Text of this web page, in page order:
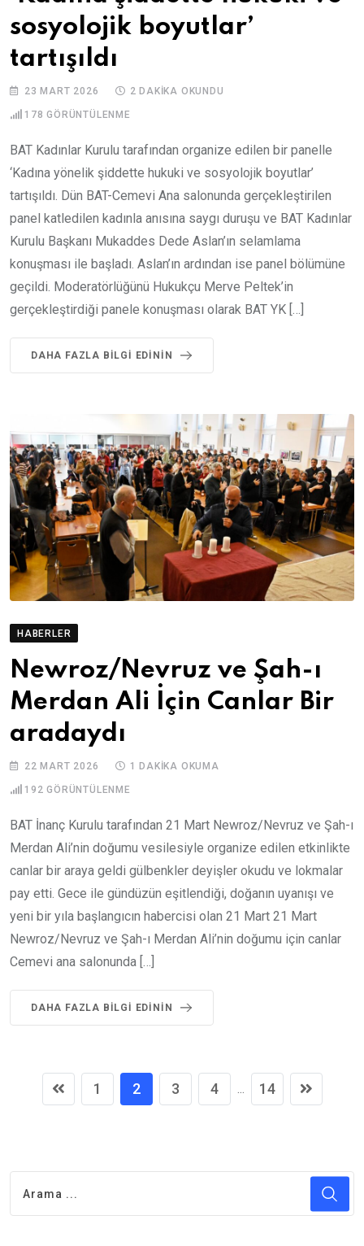
sosyolojik boyutlar’
tartışıldı
23 MART 2026 2 DAKIKA OKUNDU
178 GÖRÜNTÜLENME
BAT Kadınlar Kurulu tarafından organize edilen bir panelle
‘Kadına yönelik şiddette hukuki ve sosyolojik boyutlar’
tartışıldı. Dün BAT-Cemevi Ana salonunda gerçekleştirilen
panel katledilen kadınla anısına saygı duruşu ve BAT Kadınlar
Kurulu Başkanı Mukaddes Dede Aslan’ın selamlama
konuşması ile başladı. Aslan’ın ardından ise panel bölümüne
geçildi. Moderatörlüğünü Hukukçu Merve Peltek’in
gerçekleştirdiği panele konuşması olarak BAT YK […]
DAHA FAZLA BILGI EDININ
HABERLER
Newroz/Nevruz ve Şah-ı
Merdan Ali İçin Canlar Bir
aradaydı
22 MART 2026 1 DAKIKA OKUMA
192 GÖRÜNTÜLENME
BAT İnanç Kurulu tarafından 21 Mart Newroz/Nevruz ve Şah-ı
Merdan Ali’nin doğumu vesilesiyle organize edilen etkinlikte
canlar bir araya geldi gülbenkler deyişler okudu ve lokmalar
pay etti. Gece ile gündüzün eşitlendiği, doğanın uyanışı ve
yeni bir yıla başlangıcın habercisi olan 21 Mart 21 Mart
Newroz/Nevruz ve Şah-ı Merdan Ali’nin doğumu için canlar
Cemevi ana salonunda […]
DAHA FAZLA BILGI EDININ
1 2 3 4 ... 14